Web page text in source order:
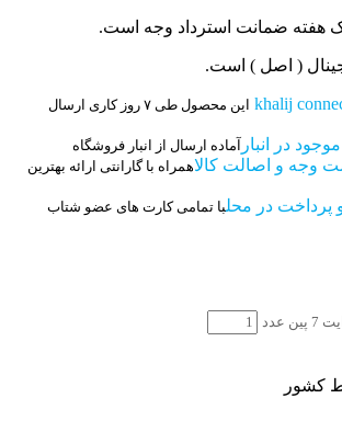
هفته ضمانت استرداد وجه است.
( اصل ) است.
khalij این محصول طی ۷ روز کاری ارسال
موجود در انبار آماده ارسال از انبار فروشگاه
وجه و اصالت کالاهمراه با گارانتی ارائه بهترین
پرداخت در محلبا تمامی کارت های عضو شتاب
کشور